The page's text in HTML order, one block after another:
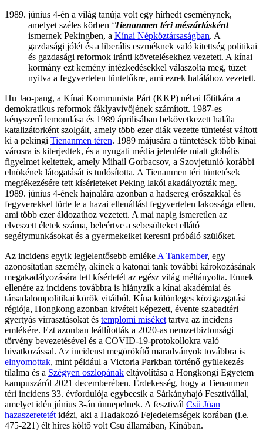
június 4-én a világ tanúja volt egy hírhedt eseménynek,
amelyet széles körben ‘Tienanmen téri mészárlásként
ismernek Pekingben, a Kínai Népköztársaságban. A
gazdasági jólét és a liberális eszméknek való kitettség politikai
és gazdasági reformok iránti követelésekhez vezetett. A kínai
kormány ezt kemény intézkedésekkel válaszolta meg, tüzet
nyitva a fegyvertelen tüntetőkre, ami ezrek halálához vezetett.
Hu Jao-pang, a Kínai Kommunista Párt (KKP) néhai főtitkára a
demokratikus reformok fáklyavivőjének számított. 1987-es
kényszerű lemondása és 1989 áprilisában bekövetkezett halála
katalizátorként szolgált, amely több ezer diák vezette tüntetést váltott
ki a pekingi Tienanmen téren. 1989 májusára a tüntetések több kínai
városra is kiterjedtek, és a nyugati média jelenléte miatt globális
figyelmet keltettek, amely Mihail Gorbacsov, a Szovjetunió korábbi
elnökének látogatását is tudósította. A Tienanmen téri tüntetések
megfékezésére tett kísérleteket Peking lakói akadályozták meg.
1989. június 4-ének hajnalára azonban a hadsereg erőszakkal és
fegyverekkel törte le a hazai ellenállást fegyvertelen lakossága ellen,
ami több ezer áldozathoz vezetett. A mai napig ismeretlen az
elveszett életek száma, beleértve a sebesülteket ellátó
segélymunkásokat és a gyermekeiket keresni próbáló szülőket.
Az incidens egyik legjelentősebb emléke A Tankember, egy
azonosítatlan személy, akinek a katonai tank további károkozásának
megakadályozására tett kísérletét az egész világ méltányolta. Ennek
ellenére az incidens továbbra is hiányzik a kínai akadémiai és
társadalompolitikai körök vitáiból. Kína különleges közigazgatási
régiója, Hongkong azonban kivételt képezett, évente szabadtéri
gyertyás virrasztásokat és templomi miséket tartva az incidens
emlékére. Ezt azonban leállították a 2020-as nemzetbiztonsági
törvény bevezetésével és a COVID-19-protokollokra való
hivatkozással. Az incidenst megörökítő maradványok továbbra is
elnyomottak, mint például a Victoria Parkban történő gyülekezés
tilalma és a Szégyen oszlopának eltávolítása a Hongkongi Egyetem
kampuszáról 2021 decemberében. Érdekesség, hogy a Tienanmen
téri incidens 33. évfordulója egybeesik a Sárkányhajó Fesztivállal,
amelyet idén június 3-án ünnepelnek. A fesztivál Csü Jüan
hazaszeretetét idézi, aki a Hadakozó Fejedelemségek korában (i.e.
475-221) élt híres költő volt Csu államában, Kínában.